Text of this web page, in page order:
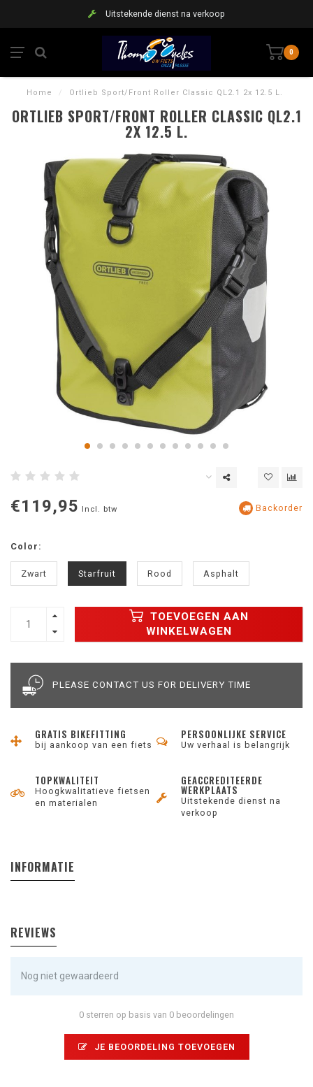
Uitstekende dienst na verkoop
0
Home / Ortlieb Sport/Front Roller Classic QL2.1 2x 12.5 L.
ORTLIEB SPORT/FRONT ROLLER CLASSIC QL2.1
2X 12.5 L.
€119,95 Incl. btw Backorder
Color:
Zwart Starfruit Rood Asphalt
TOEVOEGEN AAN
WINKELWAGEN
PLEASE CONTACT US FOR DELIVERY TIME
GRATIS BIKEFITTING
bij aankoop van een fiets
PERSOONLIJKE SERVICE
Uw verhaal is belangrijk
TOPKWALITEIT
Hoogkwalitatieve fietsen
en materialen
GEACCREDITEERDE
WERKPLAATS
Uitstekende dienst na
verkoop
INFORMATIE
REVIEWS
Nog niet gewaardeerd
0 sterren op basis van 0 beoordelingen
JE BEOORDELING TOEVOEGEN